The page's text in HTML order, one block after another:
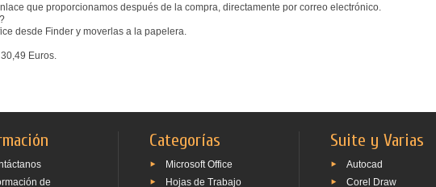
que proporcionamos después de la compra, directamente por correo electrónico.
desde Finder y moverlas a la papelera.
Euros.
de
Categorías
Microsoft Office
Hojas de Trabajo
Suite y Varias
Autocad
Corel Draw